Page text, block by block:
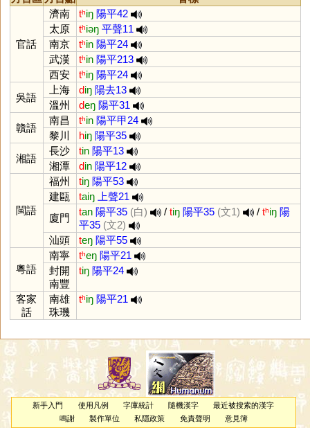
官話
濟南 tʰiŋ 陽平42
太原
tʰiəŋ 平聲11
南京
tʰin 陽平24
武漢
tʰin 陽平213
西安
tʰiŋ 陽平24
吳語
上海 diŋ 陽去13
溫州
deŋ 陽平31
贛語
南昌 tʰin 陽平甲24
黎川
hiŋ 陽平35
湘語
長沙 tin 陽平13
湘潭
din 陽平12
閩語
福州 tiŋ 陽平53
建甌
taiŋ
上聲21
廈門
tan 陽平35 (白) / tiŋ 陽平35 (文1) / tʰiŋ 陽
平35 (文2)
汕頭
teŋ 陽平55
粵語
南寧 tʰeŋ 陽平21
封開
南豐
tiŋ 陽平24
客家
話
南雄
珠璣
tʰiŋ 陽平21
新手入門 使用凡例 字庫統計 隨機漢字
最近被搜索的漢字
鳴謝
製作單位 私隱政策 免責聲明 意見簿